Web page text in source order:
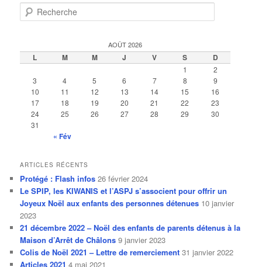
e
e
r
AOÛT 2026
L M M J V S D
1
2
3
4 5 6 7 8
9
10
11 12 13 14 15
16
17
18 19 20 21 22
23
24
25 26 27 28 29
30
31
« Fév
ARTICLES RÉCENTS
Protégé : Flash infos 26 février 2024
Le SPIP, les KIWANIS et l’ASPJ s’associent pour offrir un
Joyeux Noël aux enfants des personnes détenues 10 janvier
2023
21 décembre 2022 – Noël des enfants de parents détenus à la
Maison d’Arrêt de Châlons 9 janvier 2023
Colis de Noël 2021 – Lettre de remerciement 31 janvier 2022
Articles 2021 4 mai 2021